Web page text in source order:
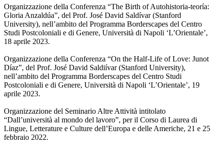
Organizzazione della Conferenza “The Birth of Autohistoria-teoría:
Gloria Anzaldúa”, del Prof. José David Saldívar (Stanford
University), nell’ambito del Programma Borderscapes del Centro
Studi Postcoloniali e di Genere, Università di Napoli ‘L’Orientale’,
18 aprile 2023.
Organizzazione della Conferenza “On the Half-Life of Love: Junot
Díaz”, del Prof. José David Saldiívar (Stanford University),
nell’ambito del Programma Borderscapes del Centro Studi
Postcoloniali e di Genere, Università di Napoli ‘L’Orientale’, 19
aprile 2023.
Organizzazione del Seminario Altre Attività intitolato
“Dall’università al mondo del lavoro”, per il Corso di Laurea di
Lingue, Letterature e Culture dell’Europa e delle Americhe, 21 e 25
febbraio 2022.